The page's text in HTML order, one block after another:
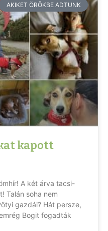
AKIKET ÖRÖKBE ADTUNK
kapott
A két árva tacsi-
Talán soha nem
gazdái? Hát persze,
Bogit fogadták